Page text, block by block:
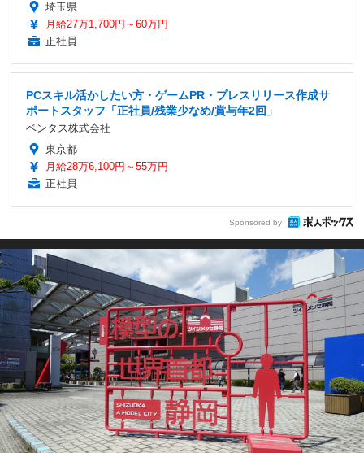
埼玉県
月給27万1,700円～60万円
正社員
PCスキル活かしたい方・ゲームPR・プレスリリース作成サ
ポートスタッフ「正社員/残業少なめ/賞与年2回」
ベンタス株式会社
東京都
月給28万6,100円～55万円
正社員
Sponsored by